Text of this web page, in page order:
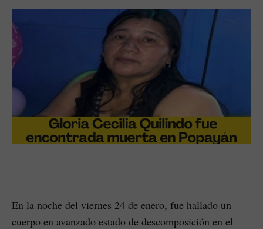
En la noche del viernes 24 de enero, fue hallado un
cuerpo en avanzado estado de descomposición en el